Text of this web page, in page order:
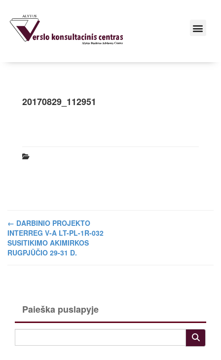
20170829_112951
← DARBINIO PROJEKTO
INTERREG V-A LT-PL-1R-032
SUSITIKIMO AKIMIRKOS
RUGPJŪČIO 29-31 D.
Paieška puslapyje